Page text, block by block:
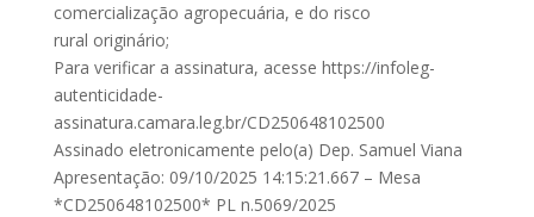
comercialização agropecuária, e do risco
rural originário;
Para verificar a assinatura, acesse https://infoleg-
autenticidade-
assinatura.camara.leg.br/CD250648102500
Assinado eletronicamente pelo(a) Dep. Samuel Viana
Apresentação: 09/10/2025 14:15:21.667 – Mesa
*CD250648102500* PL n.5069/2025